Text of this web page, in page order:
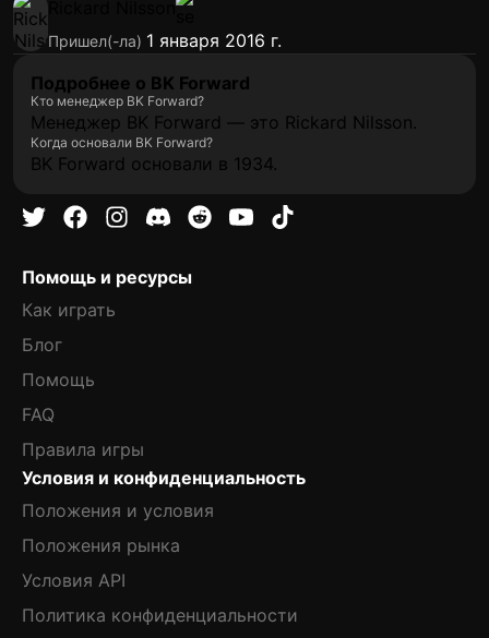
Пришел(-ла) 1 января 2016 г.
Подробнее о BK Forward
Кто менеджер BK Forward?
Менеджер BK Forward — это Rickard Nilsson.
Когда основали BK Forward?
BK Forward основали в 1934.
Помощь и ресурсы
Как играть
Блог
Помощь
FAQ
Правила игры
Условия и конфиденциальность
Положения и условия
Положения рынка
Условия API
Политика конфиденциальности